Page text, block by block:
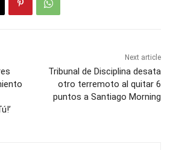
Next article
Tribunal de Disciplina desata
otro terremoto al quitar 6
puntos a Santiago Morning